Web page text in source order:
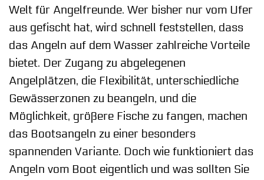
Welt für Angelfreunde. Wer bisher nur vom Ufer
aus gefischt hat, wird schnell feststellen, dass
das Angeln auf dem Wasser zahlreiche Vorteile
bietet. Der Zugang zu abgelegenen
Angelplätzen, die Flexibilität, unterschiedliche
Gewässerzonen zu beangeln, und die
Möglichkeit, größere Fische zu fangen, machen
das Bootsangeln zu einer besonders
spannenden Variante. Doch wie funktioniert das
Angeln vom Boot eigentlich und was sollten Sie